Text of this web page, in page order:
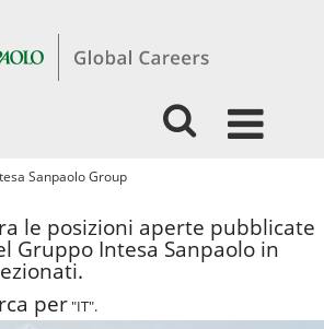
Sanpaolo Group(pagina
le posizioni aperte pubblicate
Gruppo Intesa Sanpaolo in
per"IT".